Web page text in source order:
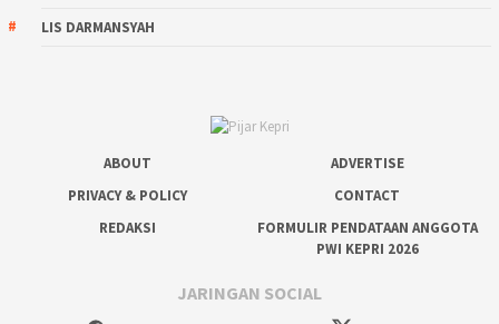
LIS DARMANSYAH
ABOUT
ADVERTISE
PRIVACY & POLICY
CONTACT
REDAKSI
FORMULIR PENDATAAN ANGGOTA
PWI KEPRI 2026
JARINGAN SOCIAL